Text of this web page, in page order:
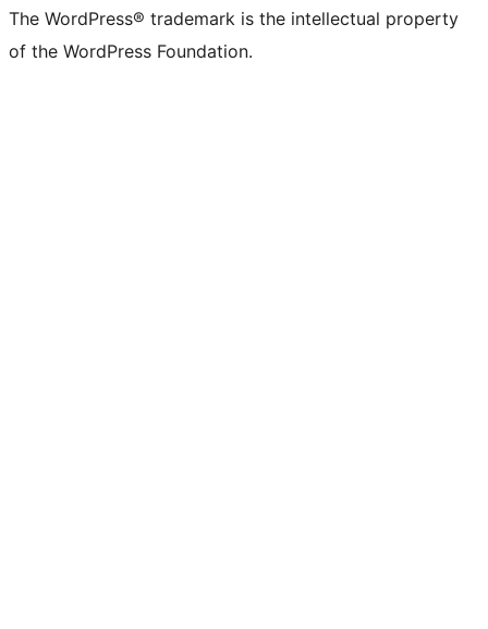
The WordPress® trademark is the intellectual property
of the WordPress Foundation.